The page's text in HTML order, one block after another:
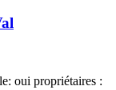
oui propriétaires :